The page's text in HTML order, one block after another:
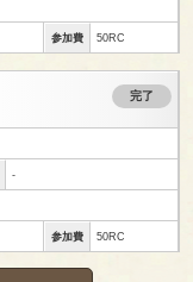
参加費 50RC
完了
-
参加費 50RC